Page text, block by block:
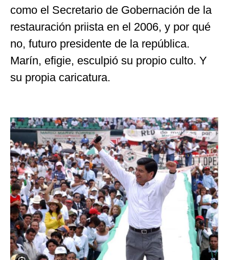
como el Secretario de Gobernación de la
restauración priista en el 2006, y por qué
no, futuro presidente de la república.
Marín, efigie, esculpió su propio culto. Y
su propia caricatura.